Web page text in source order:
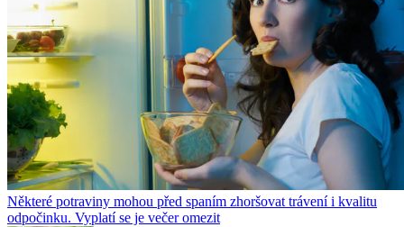
Některé potraviny mohou před spaním zhoršovat trávení i kvalitu
odpočinku. Vyplatí se je večer omezit